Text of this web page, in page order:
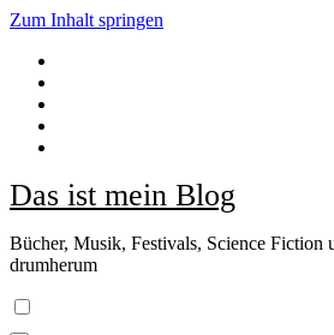
Zum Inhalt springen
Das ist mein Blog
Bücher, Musik, Festivals, Science Fiction
drumherum